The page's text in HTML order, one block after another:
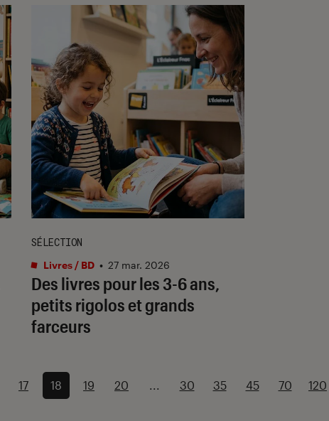
Des livres pour les 3-6 ans,
petits rigolos et grands
farceurs
SÉLECTION
Livres / BD • 27 mar. 2026
17 18 19 20 ... 30 35 45 70 120